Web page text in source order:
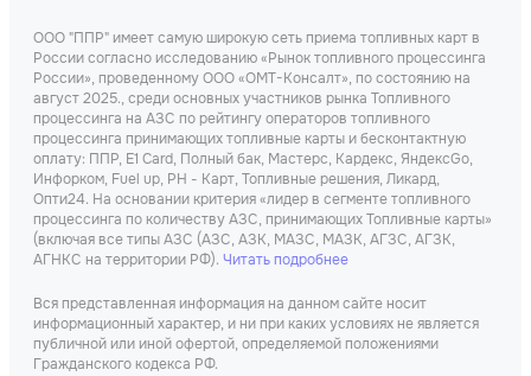
ООО "ППР" имеет самую широкую сеть приема топливных карт в
России согласно исследованию «Рынок топливного процессинга
России», проведенному ООО «ОМТ-Консалт», по состоянию на
август 2025., среди основных участников рынка Топливного
процессинга на АЗС по рейтингу операторов топливного
процессинга принимающих топливные карты и бесконтактную
оплату: ППР, Е1 Card, Полный бак, Мастерс, Кардекс, ЯндексGo,
Инфорком, Fuel up, РН - Карт, Топливные решения, Ликард,
Опти24. На основании критерия «лидер в сегменте топливного
процессинга по количеству АЗС, принимающих Топливные карты»
(включая все типы АЗС (АЗС, АЗК, МАЗС, МАЗК, АГЗС, АГЗК,
АГНКС на территории РФ). Читать подробнее
Вся представленная информация на данном сайте носит
информационный характер, и ни при каких условиях не является
публичной или иной офертой, определяемой положениями
Гражданского кодекса РФ.